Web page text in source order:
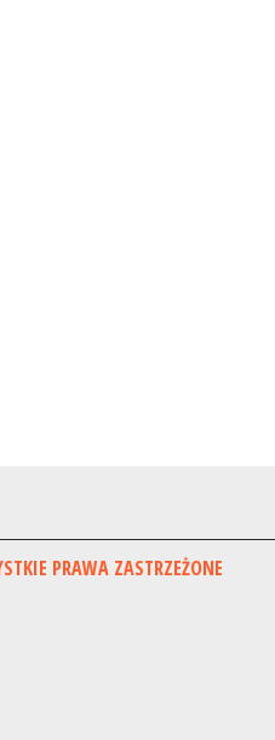
PRAWA ZASTRZEŻONE